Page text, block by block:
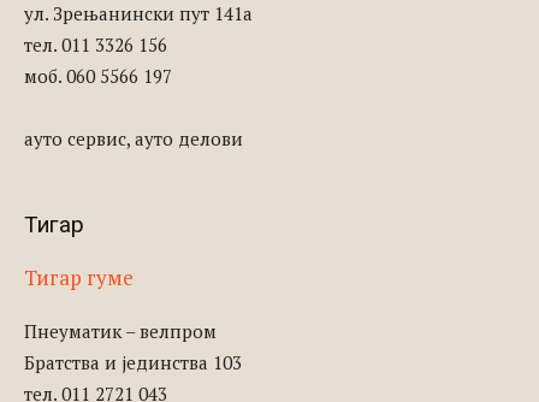
ул. Зрењанински пут 141а
тел. 011 3326 156
моб. 060 5566 197
ауто сервис, ауто делови
Тигар
Тигар гуме
Пнеуматик – велпром
Братства и јединства 103
тел. 011 2721 043